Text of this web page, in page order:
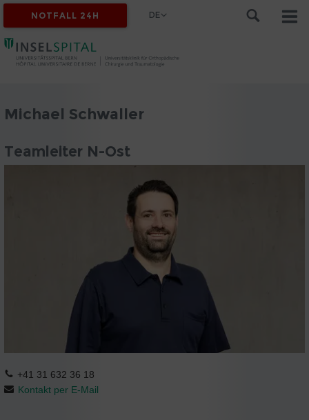
NOTFALL 24H DE
Michael Schwaller
Teamleiter N-Ost
+41 31 632 36 18
Kontakt per E-Mail